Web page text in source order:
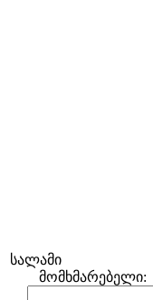
სალამი
მომხმარებელი: